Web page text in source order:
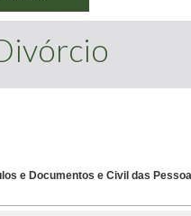
e Documentos e Civil das